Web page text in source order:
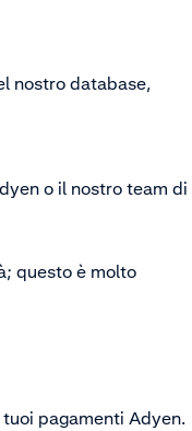
nostro database,
o il nostro team di
questo è molto
pagamenti Adyen.